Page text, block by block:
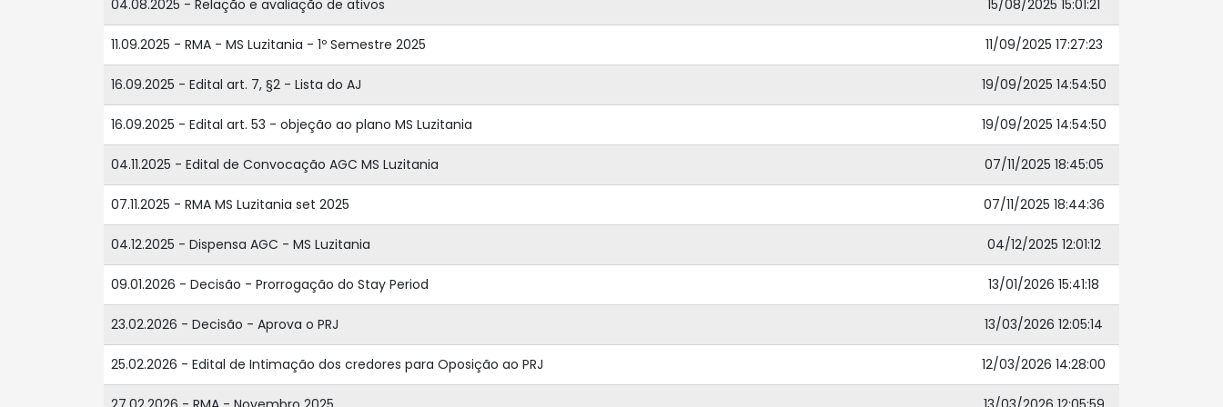
04.08.2025 - Relação e avaliação de ativos 15/08/2025 15:01:21
11.09.2025 - RMA - MS Luzitania - 1º Semestre 2025 11/09/2025 17:27:23
16.09.2025 - Edital art. 7, §2 - Lista do AJ 19/09/2025 14:54:50
16.09.2025 - Edital art. 53 - objeção ao plano MS Luzitania 19/09/2025 14:54:50
04.11.2025 - Edital de Convocação AGC MS Luzitania 07/11/2025 18:45:05
07.11.2025 - RMA MS Luzitania set 2025 07/11/2025 18:44:36
04.12.2025 - Dispensa AGC - MS Luzitania 04/12/2025 12:01:12
09.01.2026 - Decisão - Prorrogação do Stay Period 13/01/2026 15:41:18
23.02.2026 - Decisão - Aprova o PRJ 13/03/2026 12:05:14
25.02.2026 - Edital de Intimação dos credores para Oposição ao PRJ 12/03/2026 14:28:00